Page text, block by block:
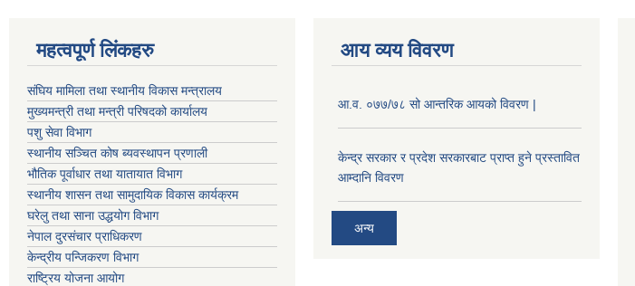
महत्वपूर्ण लिंकहरु
संघिय मामिला तथा स्थानीय विकास मन्त्रालय
मुख्यमन्त्री तथा मन्त्री परिषदको कार्यालय
पशु सेवा विभाग
स्थानीय सञ्चित कोष ब्यवस्थापन प्रणाली
भौतिक पूर्वाधार तथा यातायात विभाग
स्थानीय शासन तथा सामुदायिक विकास कार्यक्रम
घरेलु तथा साना उद्धयोग विभाग
नेपाल दुरसंचार प्राधिकरण
केन्द्रीय पन्जिकरण विभाग
राष्ट्रिय योजना आयोग
आय व्यय विवरण
आ.व. ०७७/७८ सो आन्तरिक आयको विवरण |
केन्द्र सरकार र प्रदेश सरकारबाट प्राप्त हुने प्रस्तावित
आम्दानि विवरण
अन्य